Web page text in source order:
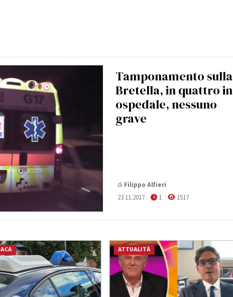
Tamponamento sulla
Bretella, in quattro in
ospedale, nessuno
grave
di Filippo Alfieri
23.11.2017
1 1517
ATTUALITÀ